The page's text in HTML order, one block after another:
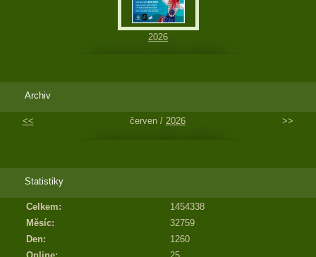
2026
Archiv
<< červen / 2026 >>
Statistiky
Online: 25
Celkem:
1454338
Měsíc:
32759
Den:
1260